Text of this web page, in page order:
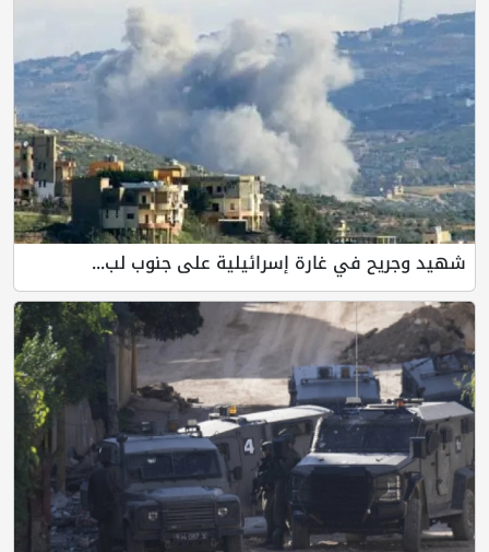
شهيد وجريح في غارة إسرائيلية على جنوب لب...